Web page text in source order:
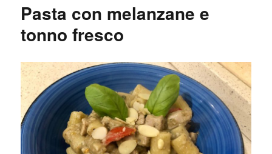
Pasta con melanzane e
tonno fresco